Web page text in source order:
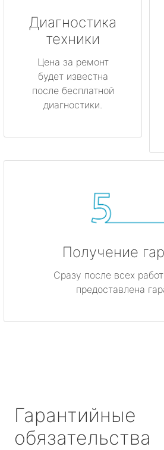
Диагностика
техники
Цена за ремонт
будет известна
после бесплатной
диагностики.
Получение
Сразу после всех
предоставлена
Гарантийные
обязательства